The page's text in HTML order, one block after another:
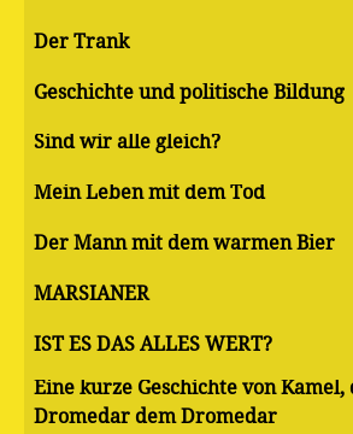
Der Trank
Geschichte und politische Bildung
Sind wir alle gleich?
Mein Leben mit dem Tod
Der Mann mit dem warmen Bier
MARSIANER
IST ES DAS ALLES WERT?
Eine kurze Geschichte von
Dromedar dem Dromedar